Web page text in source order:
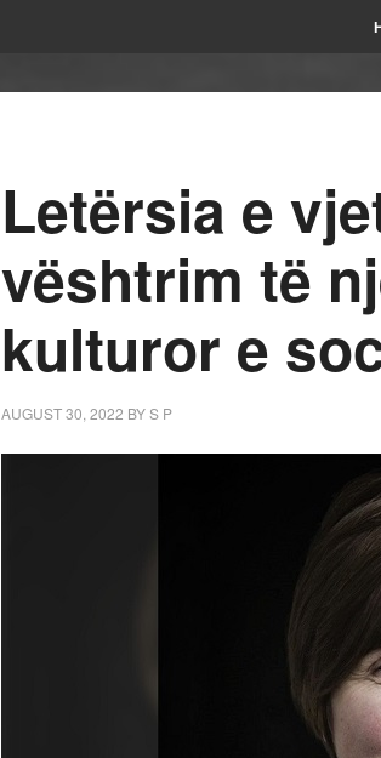
Letërsia e
vështrim të
kulturor e
AUGUST 30, 2022 BYS P